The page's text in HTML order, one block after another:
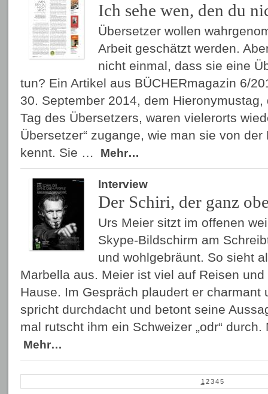
Ich sehe wen, den du
Übersetzer wollen
Arbeit geschätzt werden.
nicht einmal, dass sie eine
tun? Ein Artikel aus BÜCHERmagazin 6/
30. September 2014, dem
Tag des Übersetzers, waren vielerorts
Übersetzer“ zugange, wie man sie von
kennt. Sie …
Mehr…
Interview
Der Schiri, der ganz
Urs Meier sitzt im offenen
Skype-Bildschirm am
und wohlgebräunt. So sieht
Marbella aus. Meier ist viel auf Reisen
Hause. Im Gespräch plaudert er charmant
spricht durchdacht und betont seine
mal rutscht ihm ein Schweizer „odr“
Mehr…
1 2 3 4 5